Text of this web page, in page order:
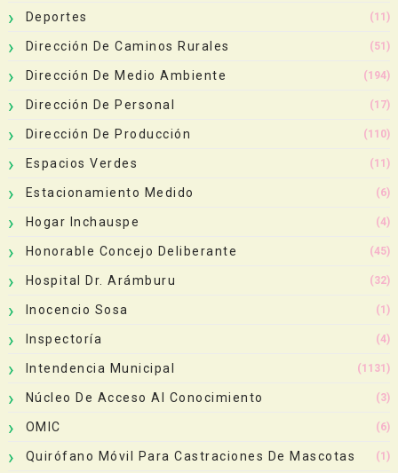
Deportes (11)
Dirección De Caminos Rurales (51)
Dirección De Medio Ambiente (194)
Dirección De Personal (17)
Dirección De Producción (110)
Espacios Verdes (11)
Estacionamiento Medido (6)
Hogar Inchauspe (4)
Honorable Concejo Deliberante (45)
Hospital Dr. Arámburu (32)
Inocencio Sosa (1)
Inspectoría (4)
Intendencia Municipal (1131)
Núcleo De Acceso Al Conocimiento (3)
OMIC (6)
Quirófano Móvil Para Castraciones De Mascotas (1)